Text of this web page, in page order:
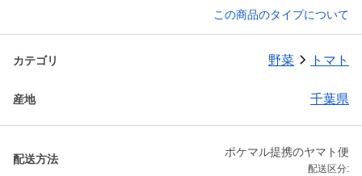
この商品のタイプについて
カテゴリ 野菜 トマト
産地 千葉県
配送方法
ポケマル提携のヤマト便
配送区分: